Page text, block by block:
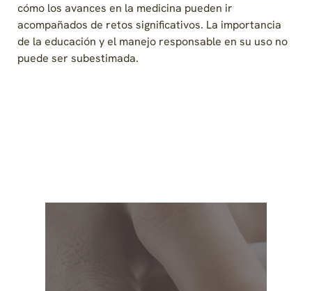
cómo los avances en la medicina pueden ir
acompañados de retos significativos. La importancia
de la educación y el manejo responsable en su uso no
puede ser subestimada.